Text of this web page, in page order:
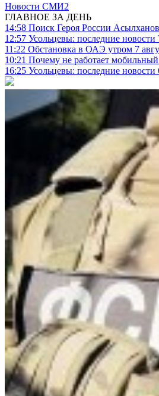
Новости СМИ2
ГЛАВНОЕ ЗА ДЕНЬ
14:58 Поиск Героя России
12:57 Усольцевы: последние новости
11:22 Обстановка в ОАЭ утром 7
10:21 Почему не работает мобильный
16:25 Усольцевы: последние новости